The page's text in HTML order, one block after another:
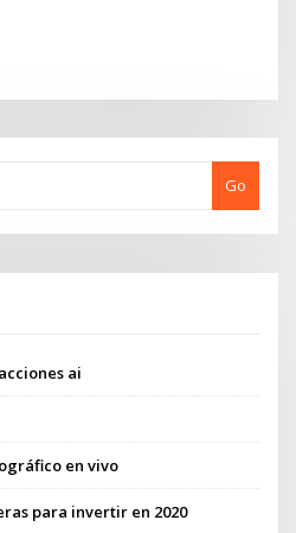
Go
ai
en vivo
para invertir en 2020